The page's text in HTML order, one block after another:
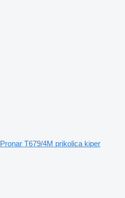
Pronar T679/4M prikolica kiper